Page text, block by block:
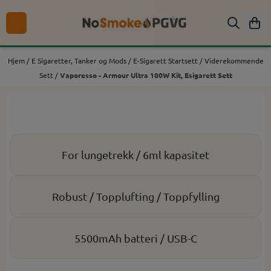
Hopp til innhold
Hjem / E Sigaretter, Tanker og Mods / E-Sigarett Startsett /Viderekommende
Sett /Vaporesso - Armour Ultra 100W Kit, Esigarett Sett
For lungetrekk / 6ml kapasitet
Robust / Topplufting / Toppfylling
5500mAh batteri / USB-C